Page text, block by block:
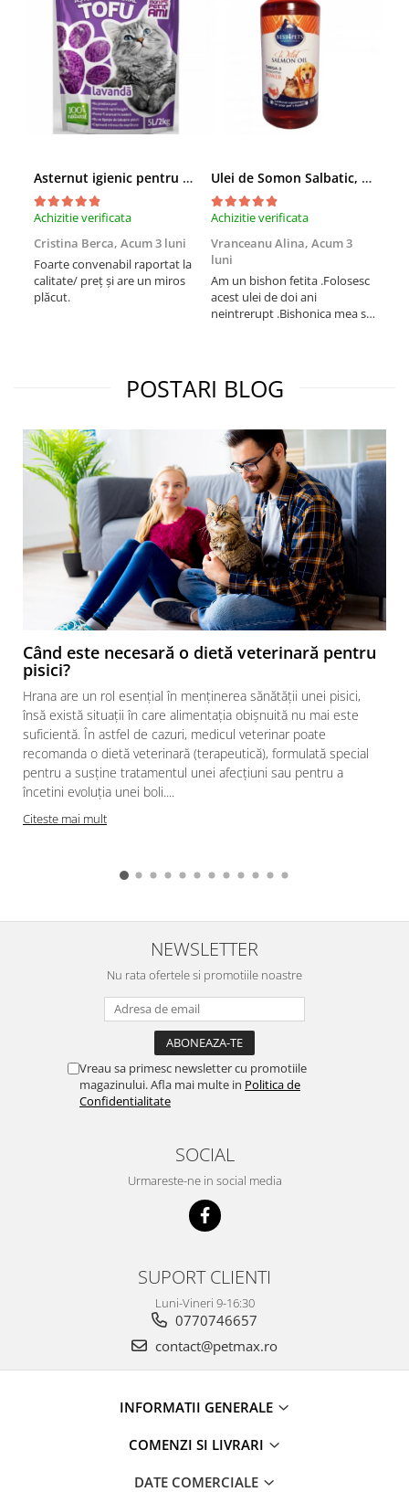
Asternut igienic pentru pisici Tofu Lavanda, Mon Petit 5 l
Achizitie verificata
Cristina Berca, Acum 3 luni
Foarte convenabil raportat la
calitate/ preț și are un miros
plăcut.
Ulei de Somon Salbatic, câini și pisici, piele si blană, BEST4PETS, 1l
Achizitie verificata
Vranceanu Alina, Acum 3
luni
Am un bishon fetita .Folosesc
acest ulei de doi ani
neintrerupt .Bishonica mea se
treia comanda recomand cu
mult drag !
POSTARI BLOG
Când este necesară o dietă veterinară pentru
pisici?
Hrana are un rol esențial în menținerea sănătății unei pisici,
însă există situații în care alimentația obișnuită nu mai este
suficientă. În astfel de cazuri, medicul veterinar poate
recomanda o dietă veterinară (terapeutică), formulată special
pentru a susține tratamentul unei afecțiuni sau pentru a
încetini evoluția unei boli....
Citeste mai mult
NEWSLETTER
Nu rata ofertele si promotiile noastre
Vreau sa primesc newsletter cu promotiile
magazinului. Afla mai multe in Politica de
Confidentialitate
SOCIAL
Urmareste-ne in social media
SUPORT CLIENTI
Luni-Vineri 9-16:30
0770746657
contact@petmax.ro
INFORMATII GENERALE
COMENZI SI LIVRARI
DATE COMERCIALE